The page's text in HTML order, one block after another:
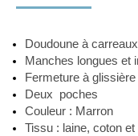
Doudoune à carreaux
Manches longues et
Fermeture à
Deux
Couleur : Marron
Tissu : laine, coton